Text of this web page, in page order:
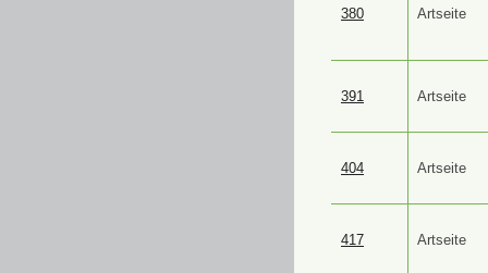
380 Artseite
391 Artseite
404 Artseite
417 Artseite